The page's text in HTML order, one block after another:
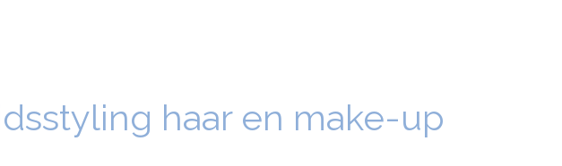
haar en make-up